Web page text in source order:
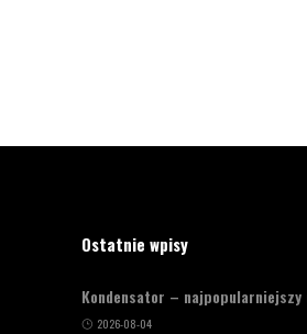
Ostatnie wpisy
Kondensator – najpopularniejszy
2026-08-04